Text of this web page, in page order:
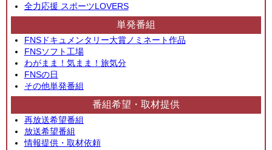
全力応援 スポーツLOVERS
単発番組
FNSドキュメンタリー大賞ノミネート作品
FNSソフト工場
わがまま！気まま！旅気分
FNSの日
その他単発番組
番組希望・取材提供
再放送希望番組
放送希望番組
情報提供・取材依頼